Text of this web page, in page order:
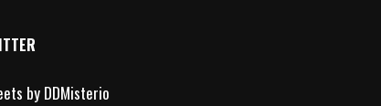
by DDMisterio